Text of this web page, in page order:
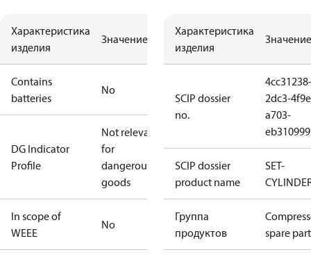
Характеристика
изделия
Значение
Contains
batteries
No
DG Indicator
Profile
Not relevant
for
dangerous
goods
In scope of
WEEE
No
Характеристика
изделия
Значение
SCIP dossier
no.
4cc31238-
2dc3-
a703-
SCIP dossier
product name
SET-
Группа
продуктов
spare